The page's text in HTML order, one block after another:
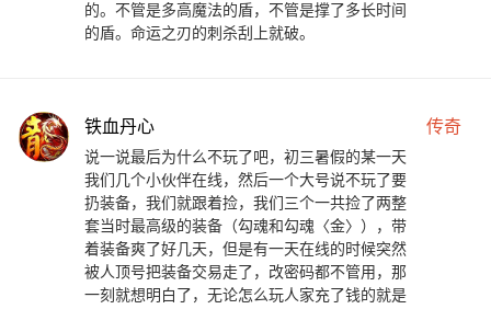
的。不管是多高魔法的盾，不管是撑了多长时间
的盾。命运之刃的刺杀刮上就破。
铁血丹心 传奇
说一说最后为什么不玩了吧，初三暑假的某一天
我们几个小伙伴在线，然后一个大号说不玩了要
扔装备，我们就跟着捡，我们三个一共捡了两整
套当时最高级的装备（勾魂和勾魂〈金〉），带
着装备爽了好几天，但是有一天在线的时候突然
被人顶号把装备交易走了，改密码都不管用，那
一刻就想明白了，无论怎么玩人家充了钱的就是